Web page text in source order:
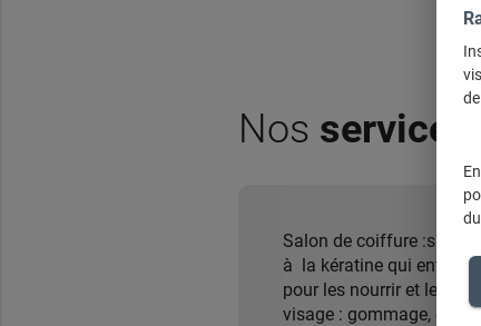
Nos services
Salon de coiffure
à la kératine qui entre en
pour les nourrir et les
visage : gommage,